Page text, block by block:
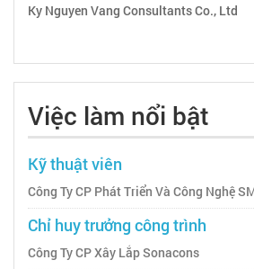
Ky Nguyen Vang Consultants Co., Ltd
Việc làm nổi bật
Kỹ thuật viên
Công Ty CP Phát Triển Và Công Nghệ
Chỉ huy trưởng công trình
Công Ty CP Xây Lắp Sonacons